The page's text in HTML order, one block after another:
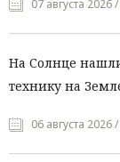
07 августа 2026
На Солнце
технику на
06 августа 2026